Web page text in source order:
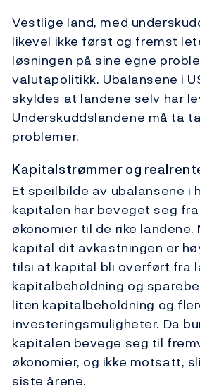
Vestlige land, med
likevel ikke først og fremst
løsningen på sine egne
valutapolitikk. Ubalansene i
skyldes at landene selv har
Underskuddslandene må ta
problemer.
Kapitalstrømmer og
Et speilbilde av ubalansene i
kapitalen har beveget seg
økonomier til de rike
kapital dit avkastningen er
tilsi at kapital bli overført fra
kapitalbeholdning og
liten kapitalbeholdning og
investeringsmuligheter. Da
kapitalen bevege seg til
økonomier, og ikke motsatt,
siste årene.